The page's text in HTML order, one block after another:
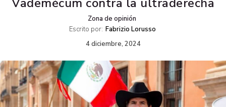
Zona de opinión
Escrito por: Fabrizio Lorusso
4 diciembre, 2024